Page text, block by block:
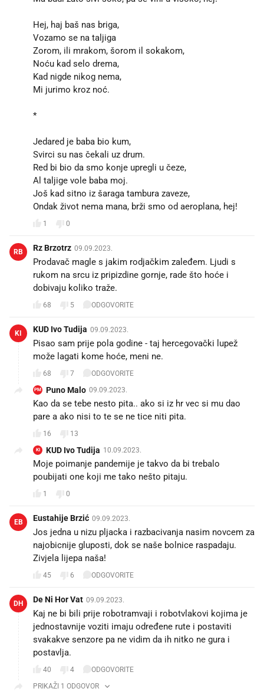
Hej, haj baš nas briga,
Vozamo se na taljiga
Zorom, ili mrakom, šorom il sokakom,
Noću kad selo drema,
Kad nigde nikog nema,
Mi jurimo kroz noć.
*
Jedared je baba bio kum,
Svirci su nas čekali uz drum.
Red bi bio da smo konje upregli u čeze,
Al taljige vole baba moj.
Još kad sitno iz šaraga tambura zaveze,
Ondak život nema mana, brži smo od aeroplana, hej!
1 0
RB Rz Brzotrz 09.09.2023.
Prodavač magle s jakim rodjačkim zaleđem. Ljudi s
rukom na srcu iz pripizdine gornje, rade što hoće i
dobivaju koliko traže.
68 5 ODGOVORITE
KI KUD Ivo Tudija 09.09.2023.
Pisao sam prije pola godine - taj hercegovački lupež
može lagati kome hoće, meni ne.
68 7 ODGOVORITE
PM Puno Malo 09.09.2023.
Kao da se tebe nesto pita.. ako si iz hr vec si mu dao
pare a ako nisi to te se ne tice niti pita.
16 13
KI KUD Ivo Tudija 10.09.2023.
Moje poimanje pandemije je takvo da bi trebalo
poubijati one koji me tako nešto pitaju.
1 0
EB Eustahije Brzić 09.09.2023.
Jos jedna u nizu pljacka i razbacivanja nasim novcem za
najobicnije gluposti, dok se naše bolnice raspadaju.
Zivjela lijepa naša!
45 6 ODGOVORITE
DH De Ni Hor Vat 09.09.2023.
Kaj ne bi bili prije robotramvaji i robotvlakovi kojima je
jednostavnije voziti imaju određene rute i postaviti
svakakve senzore pa ne vidim da ih nitko ne gura i
postavlja.
40 4
ODGOVORITE
PRIKAŽI 1 ODGOVOR